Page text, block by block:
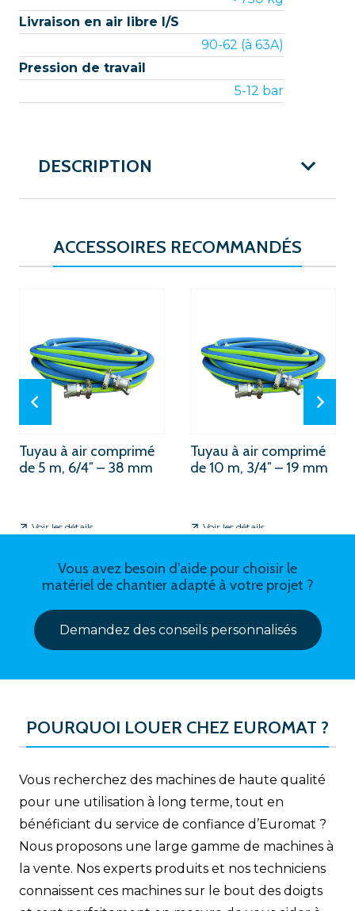
Livraison en air libre l/S
90-62 (à 63A)
Pression de travail
5-12 bar
DESCRIPTION
ACCESSOIRES RECOMMANDÉS
Tuyau à air comprimé
de 5 m, 6/4″ – 38 mm
Voir les détails
Tuyau à air comprimé
de 10 m, 3/4″ – 19 mm
Voir les détails
Vous avez besoin d’aide pour choisir le
matériel de chantier adapté à votre projet ?
Demandez des conseils personnalisés
POURQUOI LOUER CHEZ EUROMAT ?
Vous recherchez des machines de haute qualité
pour une utilisation à long terme, tout en
bénéficiant du service de confiance d’Euromat ?
Nous proposons une large gamme de machines à
la vente. Nos experts produits et nos techniciens
connaissent ces machines sur le bout des doigts